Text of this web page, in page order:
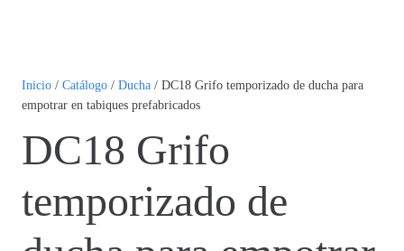
Inicio / Catálogo / Ducha / DC18 Grifo temporizado de ducha para
empotrar en tabiques prefabricados
DC18 Grifo
temporizado de